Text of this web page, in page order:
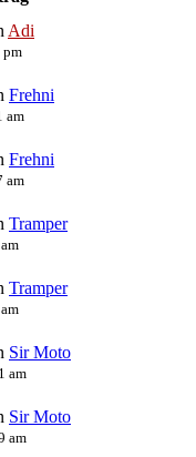
Adi
pm
Frehni
am
Frehni
am
Tramper
Tramper
Sir Moto
am
Sir Moto
am